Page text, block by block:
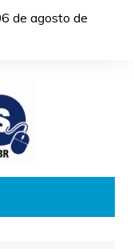
de agosto de